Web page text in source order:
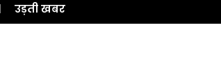
उड़ती खबर